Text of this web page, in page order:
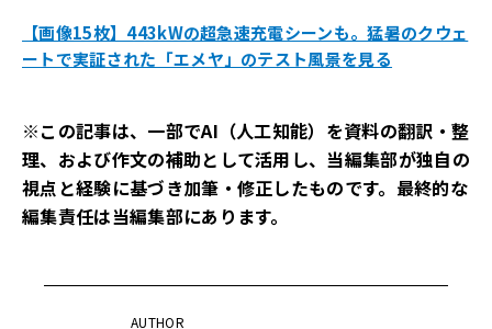
【画像15枚】443kWの超急速充電シーンも。猛暑のクウェ
ートで実証された「エメヤ」のテスト風景を見る
※この記事は、一部でAI（人工知能）を資料の翻訳・整
理、および作文の補助として活用し、当編集部が独自の
視点と経験に基づき加筆・修正したものです。最終的な
編集責任は当編集部にあります。
AUTHOR